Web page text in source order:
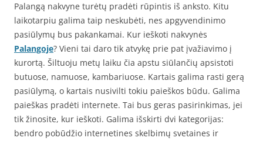
Palangą nakvyne turėtų pradėti rūpintis iš anksto. Kitu
laikotarpiu galima taip neskubėti, nes apgyvendinimo
pasiūlymų bus pakankamai. Kur ieškoti nakvynės
Palangoje? Vieni tai daro tik atvykę prie pat įvažiavimo į
kurortą. Šiltuoju metų laiku čia apstu siūlančių apsistoti
butuose, namuose, kambariuose. Kartais galima rasti gerą
pasiūlymą, o kartais nusivilti tokiu paieškos būdu. Galima
paieškas pradėti internete. Tai bus geras pasirinkimas, jei
tik žinosite, kur ieškoti. Galima išskirti dvi kategorijas:
bendro pobūdžio internetines skelbimų svetaines ir